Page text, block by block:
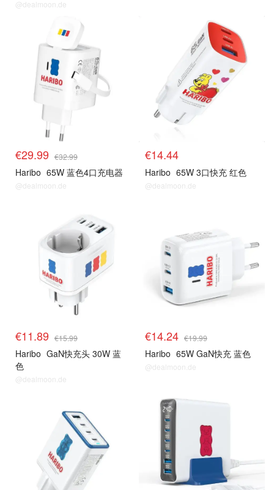
@dealmoon.de
€29.99 €32.99
Haribo 65W 蓝色4口充电器
@dealmoon.de
€14.44
Haribo 65W 3口快充 红色
@dealmoon.de
€11.89 €15.99
Haribo GaN快充头 30W 蓝
色
@dealmoon.de
€14.24 €19.99
Haribo 65W GaN快充 蓝色
@dealmoon.de